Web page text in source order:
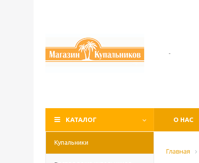
-
КАТАЛОГ О НАС
Купальники
Главная